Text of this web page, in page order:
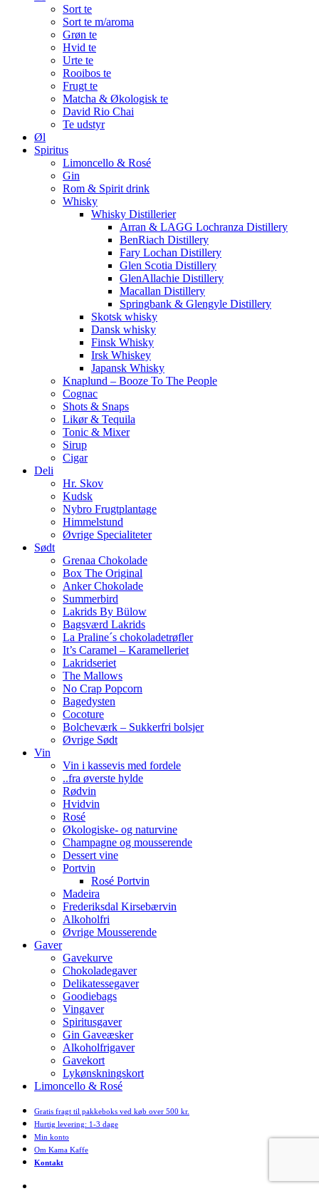
Sort te
Sort te m/aroma
Grøn te
Hvid te
Urte te
Rooibos te
Frugt te
Matcha & Økologisk te
David Rio Chai
Te udstyr
Øl
Spiritus
Limoncello & Rosé
Gin
Rom & Spirit drink
Whisky
Whisky Distillerier
Arran & LAGG Lochranza Distillery
BenRiach Distillery
Fary Lochan Distillery
Glen Scotia Distillery
GlenAllachie Distillery
Macallan Distillery
Springbank & Glengyle Distillery
Skotsk whisky
Dansk whisky
Finsk Whisky
Irsk Whiskey
Japansk Whisky
Knaplund – Booze To The People
Cognac
Shots & Snaps
Likør & Tequila
Tonic & Mixer
Sirup
Cigar
Deli
Hr. Skov
Kudsk
Nybro Frugtplantage
Himmelstund
Øvrige Specialiteter
Sødt
Grenaa Chokolade
Box The Original
Anker Chokolade
Summerbird
Lakrids By Bülow
Bagsværd Lakrids
La Praline´s chokoladetrøfler
It’s Caramel – Karamelleriet
Lakridseriet
The Mallows
No Crap Popcorn
Bagedysten
Cocoture
Bolcheværk – Sukkerfri bolsjer
Øvrige Sødt
Vin
Vin i kassevis med fordele
..fra øverste hylde
Rødvin
Hvidvin
Rosé
Økologiske- og naturvine
Champagne og mousserende
Dessert vine
Portvin
Rosé Portvin
Madeira
Frederiksdal Kirsebærvin
Alkoholfri
Øvrige Mousserende
Gaver
Gavekurve
Chokoladegaver
Delikatessegaver
Goodiebags
Vingaver
Spiritusgaver
Gin Gaveæsker
Alkoholfrigaver
Gavekort
Lykønskningskort
Limoncello & Rosé
Gratis fragt til pakkeboks ved køb over 500 kr.
Hurtig levering: 1-3 dage
Min konto
Om Kama Kaffe
Kontakt